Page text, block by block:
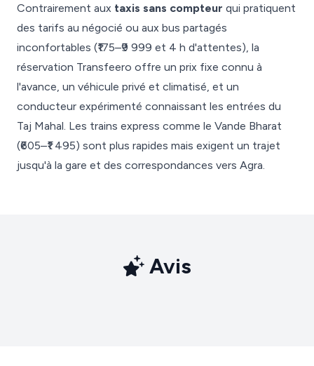
Contrairement aux taxis sans compteur qui pratiquent
des tarifs au négocié ou aux bus partagés
inconfortables (₹175–₹9 999 et 4 h d'attentes), la
réservation Transfeero offre un prix fixe connu à
l'avance, un véhicule privé et climatisé, et un
conducteur expérimenté connaissant les entrées du
Taj Mahal. Les trains express comme le Vande Bharat
(₹605–₹1 495) sont plus rapides mais exigent un trajet
jusqu'à la gare et des correspondances vers Agra.
Avis